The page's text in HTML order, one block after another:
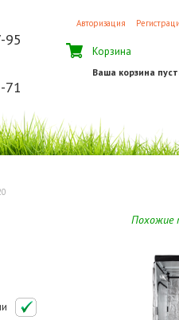
95
71
Авторизация
Корзина
Ваша корзина
Похожие